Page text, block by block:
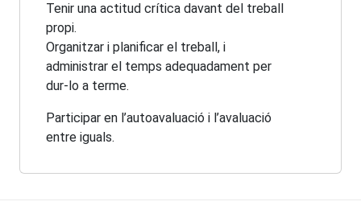
Tenir una actitud crítica davant del treball
propi.
Organitzar i planificar el treball, i
administrar el temps adequadament per
dur-lo a terme.
Participar en l’autoavaluació i l’avaluació
entre iguals.